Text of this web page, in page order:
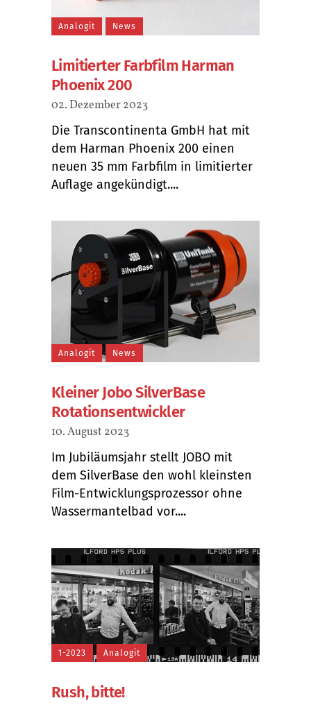
Analogit News
Limitierter Farbfilm Harman
Phoenix 200
02. Dezember 2023
Die Transcontinenta GmbH hat mit
dem Harman Phoenix 200 einen
neuen 35 mm Farbfilm in limitierter
Auflage angekündigt....
Analogit News
Kleiner Jobo SilverBase
Rotationsentwickler
10. August 2023
Im Jubiläumsjahr stellt JOBO mit
dem SilverBase den wohl kleinsten
Film-Entwicklungsprozessor ohne
Wassermantelbad vor....
1-2023 Analogit
Rush, bitte!